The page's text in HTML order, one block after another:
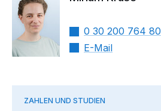
0 30 200 764 80
E-Mail
ZAHLEN UND STUDIEN